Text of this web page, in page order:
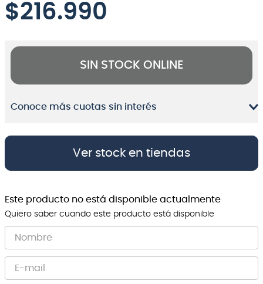
$216.990
SIN STOCK ONLINE
Conoce más cuotas sin interés
Ver stock en tiendas
Este producto no está disponible actualmente
Quiero saber cuando este producto está disponible
9.
micrófono